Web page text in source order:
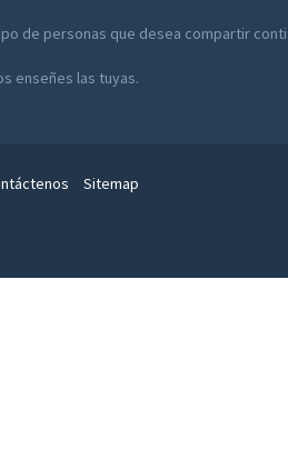
de personas que desea compartir
enseñes las tuyas.
Sitemap